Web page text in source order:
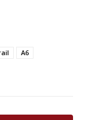
A6